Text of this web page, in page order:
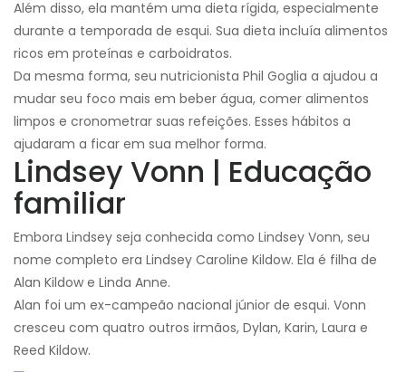
Além disso, ela mantém uma dieta rígida, especialmente
durante a temporada de esqui. Sua dieta incluía alimentos
ricos em proteínas e carboidratos.
Da mesma forma, seu nutricionista Phil Goglia a ajudou a
mudar seu foco mais em beber água, comer alimentos
limpos e cronometrar suas refeições. Esses hábitos a
ajudaram a ficar em sua melhor forma.
Lindsey Vonn | Educação
familiar
Embora Lindsey seja conhecida como Lindsey Vonn, seu
nome completo era Lindsey Caroline Kildow. Ela é filha de
Alan Kildow e Linda Anne.
Alan foi um ex-campeão nacional júnior de esqui. Vonn
cresceu com quatro outros irmãos, Dylan, Karin, Laura e
Reed Kildow.